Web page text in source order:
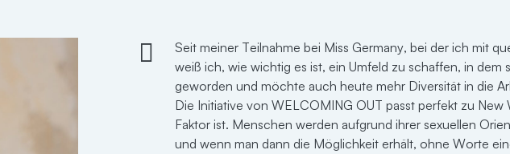
Ich habe das Riesen-Privileg in einer Familie
Person, die du liebst dich auch liebt, respektiert und
nie erfragt. Weil es für meine Familie keine Rolle spielt. Weil
Einzige was zählt.
Ich wünschte, alle Menschen würden so denken wie meine
Allies um sich herum haben, so wie ich es habe. Ich
Seit meiner Teilnahme bei Miss Germany, bei der ich mit
weiß ich, wie wichtig es ist, ein Umfeld zu schaffen, in dem
geworden und möchte auch heute mehr Diversität in die
Die Initiative von WELCOMING OUT passt perfekt zu
Faktor ist. Menschen werden aufgrund ihrer sexuellen
und wenn man dann die Möglichkeit erhält, ohne Worte